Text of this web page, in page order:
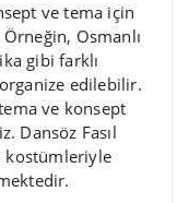
ve tema için
Osmanlı
gibi farklı
edilebilir.
ve konsept
Dansöz Fasıl
kostümleriyle